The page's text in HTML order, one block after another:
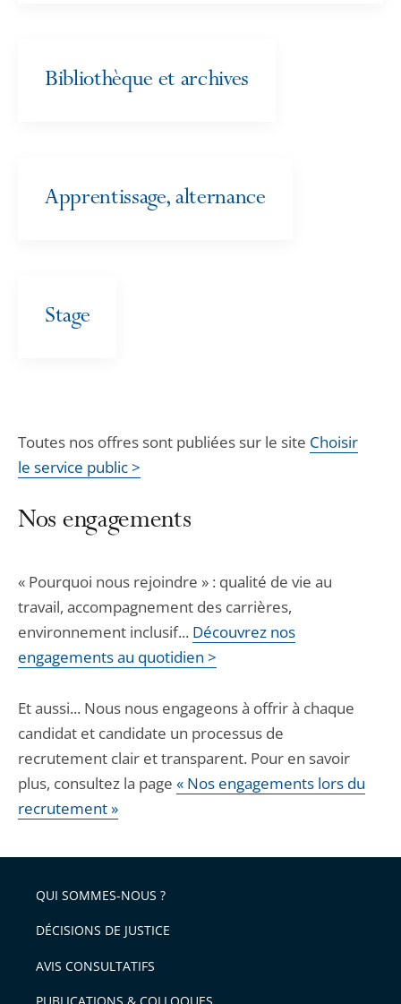
Bibliothèque et archives
Apprentissage, alternance
Stage
Toutes nos offres sont publiées sur le site Choisir
le service public >
Nos engagements
« Pourquoi nous rejoindre » : qualité de vie au
travail, accompagnement des carrières,
environnement inclusif... Découvrez nos
engagements au quotidien >
Et aussi... Nous nous engageons à offrir à chaque
candidat et candidate un processus de
recrutement clair et transparent. Pour en savoir
plus, consultez la page « Nos engagements lors du
recrutement »
QUI SOMMES-NOUS ?
DÉCISIONS DE JUSTICE
AVIS CONSULTATIFS